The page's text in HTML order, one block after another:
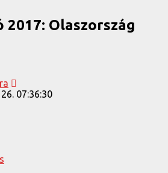
2017: Olaszország
07:36:30